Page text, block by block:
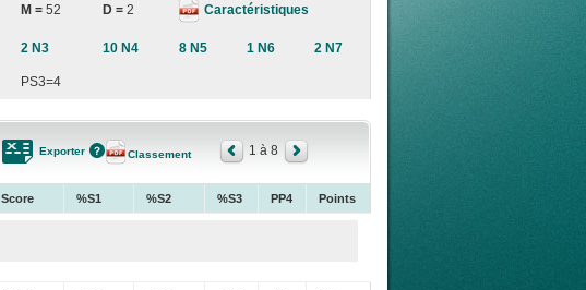
M = 52 D = 2 Caractéristiques
2 N3 10 N4 8 N5 1 N6 2 N7
PS3=4
Exporter Classement 1 à 8
Score %S1 %S2 %S3 PP4 Points